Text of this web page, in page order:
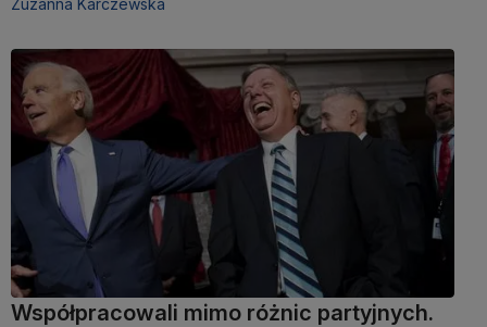
Zuzanna Karczewska
Współpracowali mimo różnic partyjnych.